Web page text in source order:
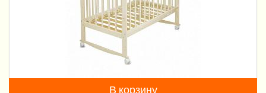
Постельные принадлежности
В корзину